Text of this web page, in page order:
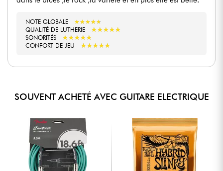
NOTE GLOBALE ★★★★★
★★★★★
QUALITÉ DE LUTHERIE
★★★★★
★★★★★
SONORITÉS ★★★★★
★★★★★
CONFORT DE JEU ★★★★★
★★★★★
SOUVENT ACHETÉ AVEC GUITARE ELECTRIQUE